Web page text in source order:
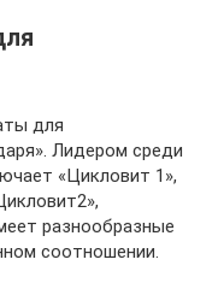
для
Лидером среди
«Цикловит 1»,
разнообразные
соотношении.